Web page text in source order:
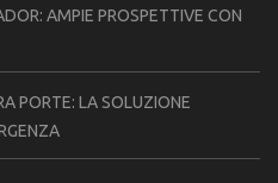
AMPIE PROSPETTIVE CON
PORTE: LA SOLUZIONE